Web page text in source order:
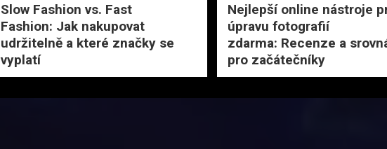
Slow Fashion vs. Fast
Fashion: Jak nakupovat
udržitelně a které značky se
vyplatí
Nejlepší online nástroje
úpravu fotografií
zdarma: Recenze a
pro začátečníky